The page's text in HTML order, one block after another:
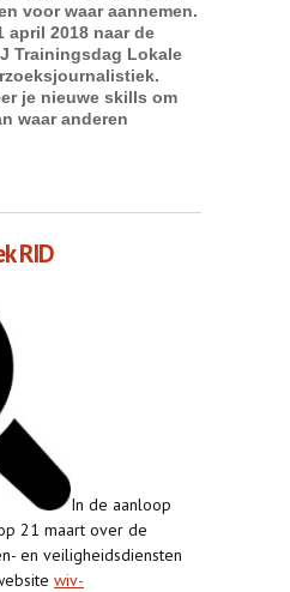
voor waar aannemen.
april 2018 naar de
Trainingsdag Lokale
je nieuwe skills om
waar anderen
Lokale en Regionale
RID
In de aanloop
21 maart over de
en veiligheidsdiensten
wiv-